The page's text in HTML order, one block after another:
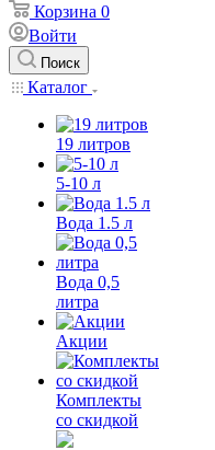
Корзина 0
Войти
Поиск
Каталог
19 литров
5-10 л
Вода 1.5 л
Вода 0,5
литра
Акции
Комплекты
со скидкой